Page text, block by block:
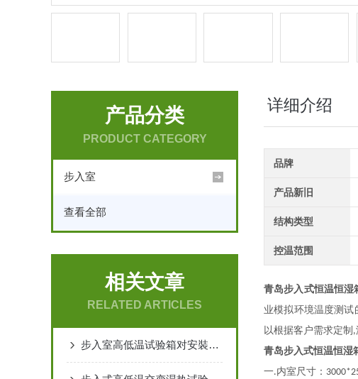
产品分类
PRODUCT CATEGORY
步入室
查看全部
相关文章
RELATED ARTICLES
步入室高低温试验箱对安裝场所的基础规定
详细介绍
品牌
产品新旧
结构类型
控温范围
青岛步入式恒温恒湿
业模拟环境温度测试
以根据客户需求定制 ,
青岛步入式恒温恒湿
一.内室尺寸：